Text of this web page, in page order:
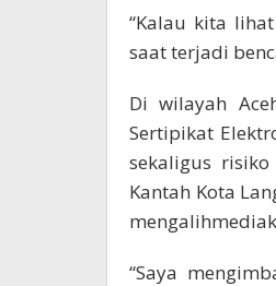
“Kalau kita
saat terjadi
Di wilayah
Sertipikat
sekaligus
Kantah Kota
“Saya